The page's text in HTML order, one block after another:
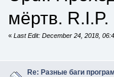
мёртв.
« Last Edit: December 24, 2018,
Re: Разные баги